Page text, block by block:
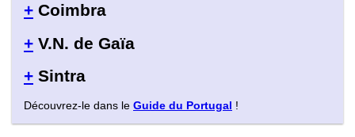
+ Coimbra
+ V.N. de Gaïa
+ Sintra
Découvrez-le dans le Guide du Portugal !